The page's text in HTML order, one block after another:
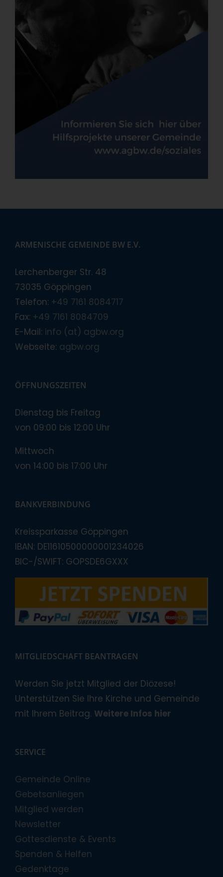
ARMENISCHE GEMEINDE BW E.V.
Lerchenberger Str. 48
73035 Göppingen
Telefon: +49 7161 8084717
Fax: +49 7161 8084709
E-Mail: info (at) agbw.org
Webseite: agbw.org
ÖFFNUNGSZEITEN
Dienstag bis Freitag
von 09:00 bis 12:00 Uhr
Mittwoch
von 14:00 bis 17:00 Uhr
BANKVERBINDUNG
Kreissparkasse Göppingen
IBAN: DE11610500000001234026
BIC-/SWIFT: GOPSDE6GXXX
MITGLIEDSCHAFT BEANTRAGEN
Werden Sie jetzt Mitglied der Diözese!
Unterstützen Sie Ihre Kirche und Gemeinde
mit Ihrem Beitrag. Weitere Infos hier
SERVICE
Gemeinde Online
Gebetsanliegen
Mitglied werden
Newsletter
Gottesdienste & Events
Spenden & Helfen
Gedenktage